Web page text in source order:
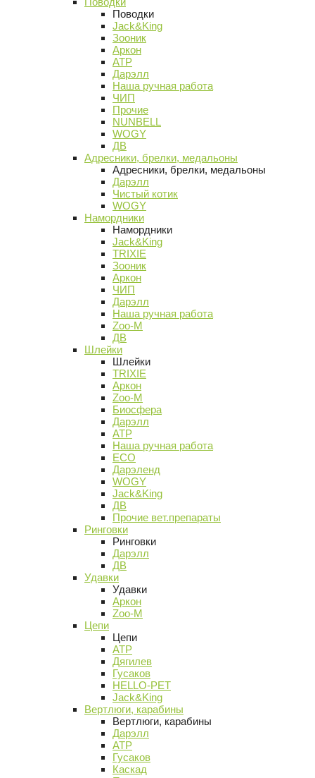
Поводки
Jack&King
Зооник
Аркон
АТР
Дарэлл
Наша ручная работа
ЧИП
Прочие
NUNBELL
WOGY
ДВ
Адресники, брелки, медальоны
Адресники, брелки, медальоны
Дарэлл
Чистый котик
WOGY
Намордники
Намордники
Jack&King
TRIXIE
Зооник
Аркон
ЧИП
Дарэлл
Наша ручная работа
Zoo-M
ДВ
Шлейки
Шлейки
TRIXIE
Аркон
Zoo-M
Биосфера
Дарэлл
АТР
Наша ручная работа
ECO
Дарэленд
WOGY
Jack&King
ДВ
Прочие вет.препараты
Ринговки
Ринговки
Дарэлл
ДВ
Удавки
Удавки
Аркон
Zoo-M
Цепи
Цепи
АТР
Дягилев
Гусаков
HELLO-PET
Jack&King
Вертлюги, карабины
Вертлюги, карабины
Дарэлл
АТР
Гусаков
Каскад